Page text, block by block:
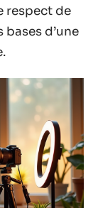
respect de
d’une